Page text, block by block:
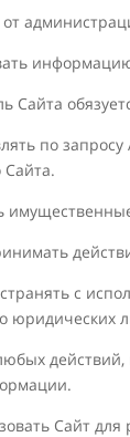
от
Сайта
по
Сайта.
с
юридических
Сайт